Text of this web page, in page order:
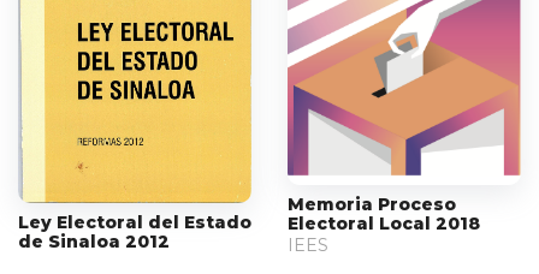
Ley Electoral del Estado
de Sinaloa 2012
Memoria Proceso
Electoral Local 2018
IEES